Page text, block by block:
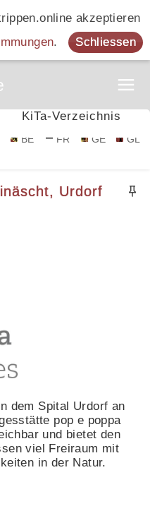
akzeptieren
. Schliessen
KiTa-Verzeichnis
BE FR GE GL
Urdorf
dem Spital Urdorf an
pop e poppa
und bietet den
viel Freiraum mit
in der Natur.